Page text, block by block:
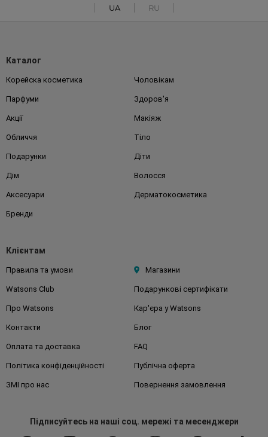
UA RU
Каталог
Корейска косметика Чоловікам
Парфуми Здоров'я
Акції Макіяж
Обличчя Тіло
Подарунки Діти
Дім Волосся
Аксесуари Дерматокосметика
Бренди
Клієнтам
Правила та умови Магазини
Watsons Club Подарункові сертифікати
Про Watsons Кар'єра у Watsons
Контакти Блог
Оплата та доставка FAQ
Політика конфіденційності Публічна оферта
ЗМІ про нас Повернення замовлення
Підписуйтесьна наші соц. мережі та месенджери